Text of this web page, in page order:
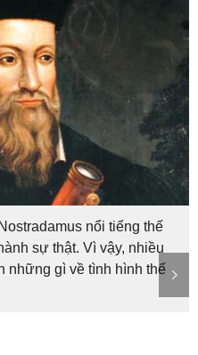
nổi tiếng thế
sự thật. Vì vậy, nhiều
những gì về tình hình thế